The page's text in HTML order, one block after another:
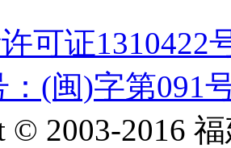
可证1310422
(闽)字第091
© 2003-2016